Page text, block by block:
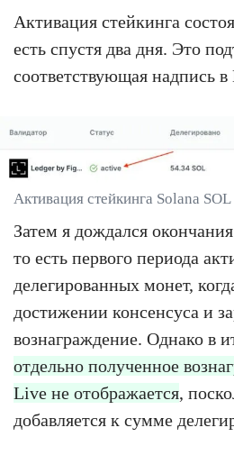
Активация стейкинга
есть спустя два дня. Это
соответствующая надпись
Активация стейкинга Solana
Затем я дождался
то есть первого периода
делегированных монет,
достижении консенсуса и
вознаграждение. Однако в
отдельно полученное
Live не отображается,
добавляется к сумме